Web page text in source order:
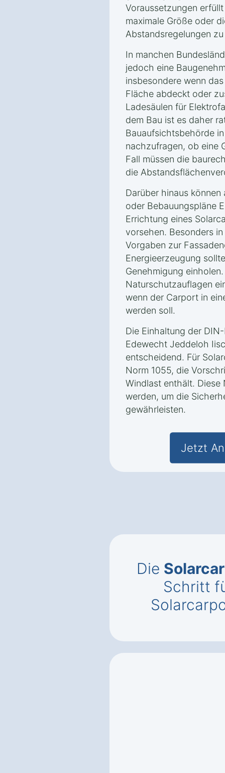
Voraussetzungen
maximale Größe oder
Abstandsregelungen
In manchen
jedoch eine
insbesondere wenn
Fläche abdeckt oder
Ladesäulen für
dem Bau ist es daher
Bauaufsichtsbehörde
nachzufragen, ob eine
Fall müssen die
die
Darüber hinaus
oder Bebauungspläne
Errichtung eines
vorsehen. Besonders
Vorgaben zur
Energieerzeugung
Genehmigung
Naturschutzauflagen
wenn der Carport in
werden soll.
Die Einhaltung der
Edewecht Jeddeloh
entscheidend. Für
Norm 1055, die
Windlast enthält. Diese
werden, um die
gewährleisten.
Jetzt
Die
Schritt